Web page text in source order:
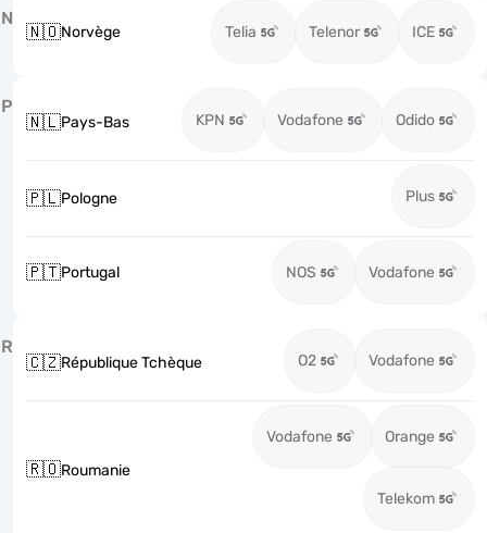
N
🇳🇴Norvège Telia Telenor ICE
P
🇳🇱Pays-Bas KPN Vodafone Odido
🇵🇱Pologne Plus
🇵🇹Portugal NOS Vodafone
R
🇨🇿République Tchèque O2 Vodafone
🇷🇴Roumanie
Vodafone Orange
Telekom